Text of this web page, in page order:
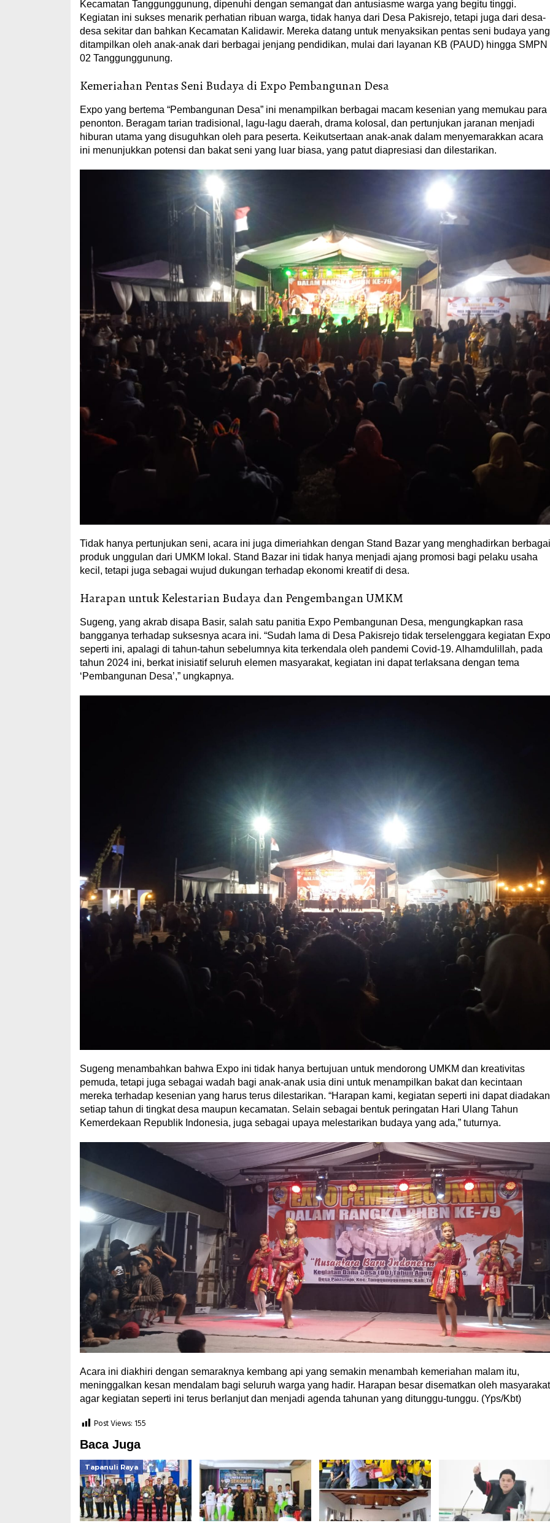
Kecamatan Tanggunggunung, dipenuhi dengan semangat dan antusiasme warga yang begitu tinggi.
Kegiatan ini sukses menarik perhatian ribuan warga, tidak hanya dari Desa Pakisrejo, tetapi juga dari desa-
desa sekitar dan bahkan Kecamatan Kalidawir. Mereka datang untuk menyaksikan pentas seni budaya yang
ditampilkan oleh anak-anak dari berbagai jenjang pendidikan, mulai dari layanan KB (PAUD) hingga SMPN
02 Tanggunggunung.
Kemeriahan Pentas Seni Budaya di Expo Pembangunan Desa
Expo yang bertema “Pembangunan Desa” ini menampilkan berbagai macam kesenian yang memukau para
penonton. Beragam tarian tradisional, lagu-lagu daerah, drama kolosal, dan pertunjukan jaranan menjadi
hiburan utama yang disuguhkan oleh para peserta. Keikutsertaan anak-anak dalam menyemarakkan acara
ini menunjukkan potensi dan bakat seni yang luar biasa, yang patut diapresiasi dan dilestarikan.
Tidak hanya pertunjukan seni, acara ini juga dimeriahkan dengan Stand Bazar yang menghadirkan berbagai
produk unggulan dari UMKM lokal. Stand Bazar ini tidak hanya menjadi ajang promosi bagi pelaku usaha
kecil, tetapi juga sebagai wujud dukungan terhadap ekonomi kreatif di desa.
Harapan untuk Kelestarian Budaya dan Pengembangan UMKM
Sugeng, yang akrab disapa Basir, salah satu panitia Expo Pembangunan Desa, mengungkapkan rasa
bangganya terhadap suksesnya acara ini. “Sudah lama di Desa Pakisrejo tidak terselenggara kegiatan Expo
seperti ini, apalagi di tahun-tahun sebelumnya kita terkendala oleh pandemi Covid-19. Alhamdulillah, pada
tahun 2024 ini, berkat inisiatif seluruh elemen masyarakat, kegiatan ini dapat terlaksana dengan tema
‘Pembangunan Desa’,” ungkapnya.
Sugeng menambahkan bahwa Expo ini tidak hanya bertujuan untuk mendorong UMKM dan kreativitas
pemuda, tetapi juga sebagai wadah bagi anak-anak usia dini untuk menampilkan bakat dan kecintaan
mereka terhadap kesenian yang harus terus dilestarikan. “Harapan kami, kegiatan seperti ini dapat diadakan
setiap tahun di tingkat desa maupun kecamatan. Selain sebagai bentuk peringatan Hari Ulang Tahun
Kemerdekaan Republik Indonesia, juga sebagai upaya melestarikan budaya yang ada,” tuturnya.
Acara ini diakhiri dengan semaraknya kembang api yang semakin menambah kemeriahan malam itu,
meninggalkan kesan mendalam bagi seluruh warga yang hadir. Harapan besar disematkan oleh masyarakat
agar kegiatan seperti ini terus berlanjut dan menjadi agenda tahunan yang ditunggu-tunggu. (Yps/Kbt)
Post Views: 155
Baca Juga
Tapanuli Raya